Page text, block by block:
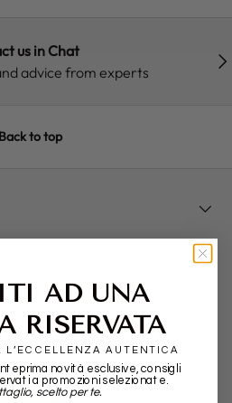
us in Chat
advice from experts
Back to top
AD UNA
RISERVATA
L’ECCELLENZA AUTENTICA
novità esclusive, consigli
a promozioni selezionate.
scelto per te.